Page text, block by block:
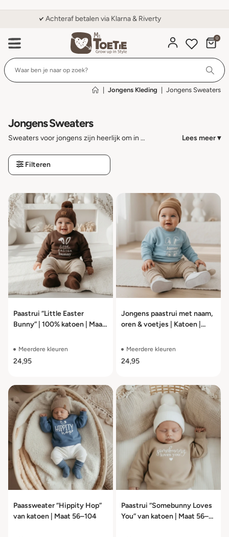
Klanten geven ons een 9,6 op Kiyoh
0
Jongens Kleding Jongens Sweaters
Jongens Sweaters
Sweaters voor jongens zijn heerlijk om in te loungen, in te sporten en in buiten te spelen. Bij Mi Toetie kun je voordelig de leukste jongens sweaters online bestellen. Lees meer ▾
Filteren
Paastrui “Little Easter
Bunny” | 100% katoen | Maat
Meerdere kleuren
24,95
Jongens paastrui met naam,
oren & voetjes | Katoen |
Meerdere kleuren
24,95
Paassweater “Hippity Hop”
van katoen | Maat 56–104
Paastrui “Somebunny Loves
You” van katoen | Maat 56–